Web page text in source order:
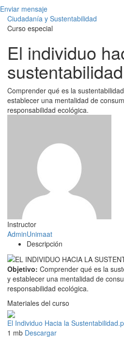
Enviar mensaje
Ciudadanía y Sustentabilidad
Curso especial
El individuo
sustentabilidad
Comprender qué es la
establecer una mentalidad de
responsabilidad ecológica.
Instructor
AdminUnimaat
Descripción
Objetivo: Comprender qué es la
y establecer una mentalidad de
responsabilidad ecológica.
Materiales del curso
El Individuo Hacia la
1 mb Descargar